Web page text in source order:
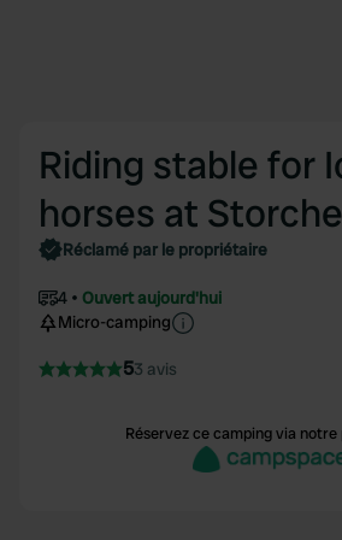
Riding stable for
horses at
Réclamé par le propriétaire
4
Ouvert aujourd'hui
Micro-camping
53 avis
Réservez ce camping via